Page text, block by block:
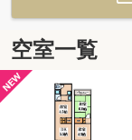
空室一覧